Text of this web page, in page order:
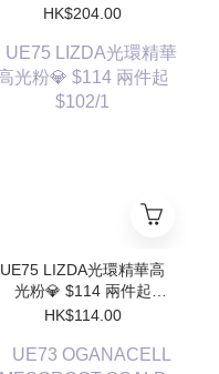
$184/1
HK$204.00
UE75 LIZDA光環精華高
光粉💎 $114 兩件起
$102/1
HK$114.00